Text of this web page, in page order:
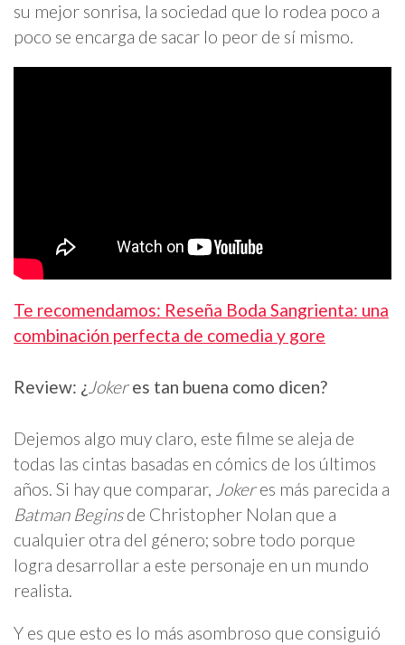
su mejor sonrisa, la sociedad que lo rodea poco a
poco se encarga de sacar lo peor de sí mismo.
Te recomendamos: Reseña Boda Sangrienta: una
combinación perfecta de comedia y gore
Review: ¿ Jokeres tan buena como dicen?
Dejemos algo muy claro, este filme se aleja de
todas las cintas basadas en cómics de los últimos
años. Si hay que comparar, Jokeres más parecida a
Batman Beginsde Christopher Nolan que a
cualquier otra del género; sobre todo porque
logra desarrollar a este personaje en un mundo
realista.
Y es que esto es lo más asombroso que consiguió